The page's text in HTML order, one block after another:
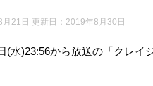
21日 更新日： 2019年8月30日
(水)23:56から放送の「クレイ